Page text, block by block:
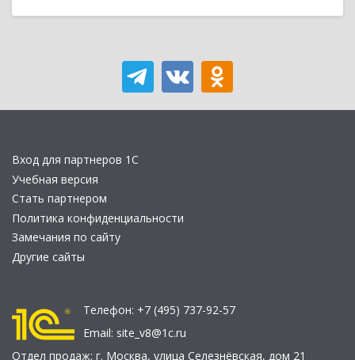
Вход для партнеров 1С
Учебная версия
Стать партнером
Политика конфиденциальности
Замечания по сайту
Другие сайты
Телефон: +7 (495) 737-92-57
Email: site_v8@1c.ru
Отдел продаж: г. Москва, улица Селезнёвская, дом 21